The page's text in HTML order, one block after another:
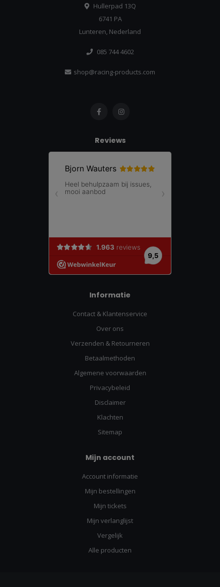
Hullerpad 13Q
6741 PA
Lunteren, Nederland
085 744 4602
shop@racing-products.com
Reviews
Informatie
Contact & Klantenservice
Over ons
Verzenden & Retourneren
Betaalmethoden
Algemene voorwaarden
Privacybeleid
Disclaimer
Klachten
Sitemap
Mijn account
Account informatie
Mijn bestellingen
Mijn tickets
Mijn verlanglijst
Vergelijk
Alle producten